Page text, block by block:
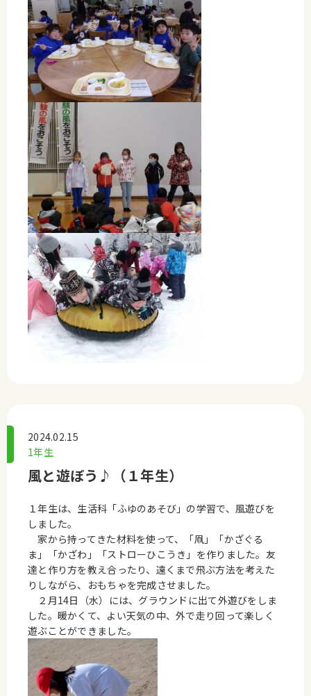
2024.02.15
1年生
風と遊ぼう♪（１年生）
１年生は、生活科「ふゆのあそび」の学習で、風遊びを
しました。
家から持ってきた材料を使って、「凧」「かざぐる
ま」「かざわ」「ストローひこうき」を作りました。友
達と作り方を教え合ったり、遠くまで飛ぶ方法を考えた
りしながら、おもちゃを完成させました。
２月14日（水）には、グラウンドに出て外遊びをしま
した。暖かくて、よい天気の中、外で走り回って楽しく
遊ぶことができました。